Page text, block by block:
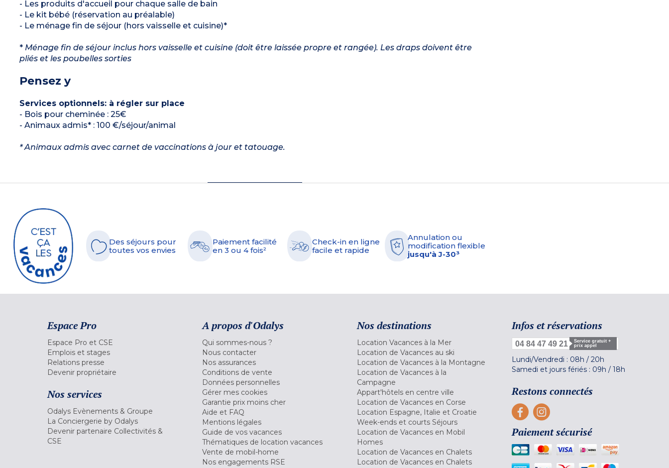
- Les produits d'accueil pour chaque salle de bain
- Le kit bébé (réservation au préalable)
- Le ménage fin de séjour (hors vaisselle et cuisine)*
* Ménage fin de séjour inclus hors vaisselle et cuisine (doit être laissée propre et rangée). Les draps doivent être
pliés et les poubelles sorties
Pensez y
Services optionnels: à régler sur place
- Bois pour cheminée : 25€
- Animaux admis* : 100 €/séjour/animal
* Animaux admis avec carnet de vaccinations à jour et tatouage.
Des séjours pour
toutes vos envies
Paiement facilité
en 3 ou 4 fois²
Check-in en ligne
facile et rapide
Annulation ou
modification flexible
jusqu'à J-30³
Espace Pro
Espace Pro et CSE
Emplois et stages
Relations presse
Devenir propriétaire
Nos services
Odalys Evènements & Groupe
La Conciergerie by Odalys
Devenir partenaire Collectivités &
CSE
A propos d'Odalys
Qui sommes-nous ?
Nous contacter
Nos assurances
Conditions de vente
Données personnelles
Gérer mes cookies
Garantie prix moins cher
Aide et FAQ
Mentions légales
Guide de vos vacances
Thématiques de location vacances
Vente de mobil-home
Nos engagements RSE
Nos destinations
Location Vacances à la Mer
Location de Vacances au ski
Location de Vacances à la Montagne
Location de Vacances à la
Campagne
Appart'hôtels en centre ville
Location de Vacances en Corse
Location Espagne, Italie et Croatie
Week-ends et courts Séjours
Location de Vacances en Mobil
Homes
Location de Vacances en Chalets
Location de Vacances en Chalets
Infos et réservations
04 84 47 49 21
Service gratuit +
prix appel
Lundi/Vendredi : 08h / 20h
Samedi et jours fériés : 09h / 18h
Restons connectés
Paiement sécurisé